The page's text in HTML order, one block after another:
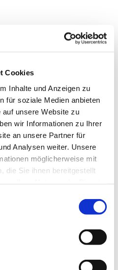
Cookies
Inhalte und Anzeigen zu
für soziale Medien anbieten
unsere Website zu
wir Informationen zu Ihrer
an unsere Partner für
Analysen weiter. Unsere
möglicherweise mit
die Sie ihnen bereitgestellt
interessieren